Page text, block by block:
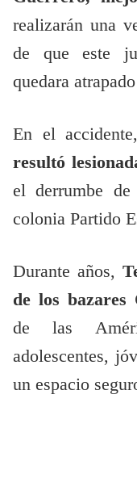
realizarán una
de que este
quedara
En el
resultó
el derrumbe
colonia Partido
Durante años,
de los bazares
de las
adolescentes,
un espacio